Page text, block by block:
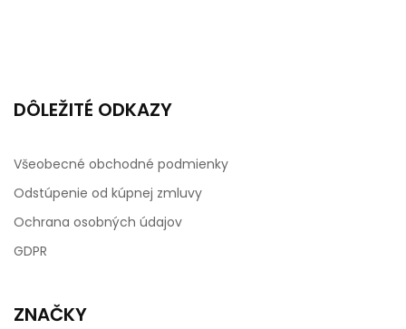
DÔLEŽITÉ ODKAZY
Všeobecné obchodné podmienky
Odstúpenie od kúpnej zmluvy
Ochrana osobných údajov
GDPR
ZNAČKY